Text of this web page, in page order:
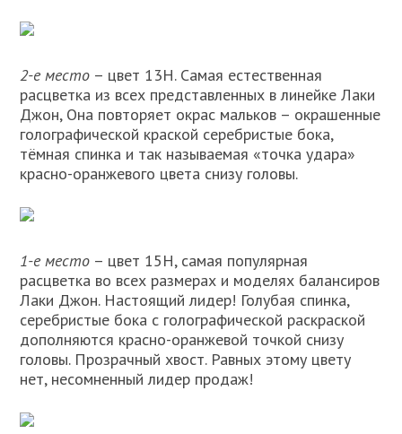
2-е место – цвет 13H. Самая естественная
расцветка из всех представленных в линейке Лаки
Джон, Она повторяет окрас мальков – окрашенные
голографической краской серебристые бока,
тёмная спинка и так называемая «точка удара»
красно-оранжевого цвета снизу головы.
1-е место – цвет 15H, самая популярная
расцветка во всех размерах и моделях балансиров
Лаки Джон. Настоящий лидер! Голубая спинка,
серебристые бока с голографической раскраской
дополняются красно-оранжевой точкой снизу
головы. Прозрачный хвост. Равных этому цвету
нет, несомненный лидер продаж!